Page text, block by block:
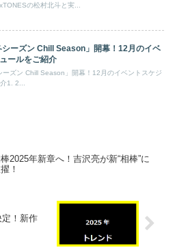
の松村北斗と実...
シーズン Chill Season」開幕！12月のイベ
ールをご紹介
ーズン Chill Season」開幕！12月のイベントスケジ
1. 2...
2025年新章へ！吉沢亮が新“相棒”に
！
！新作